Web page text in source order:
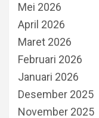
Mei 2026
April 2026
Maret 2026
Februari 2026
Januari 2026
Desember 2025
November 2025